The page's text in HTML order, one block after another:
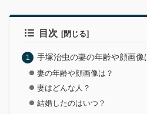
目次
手塚治虫の妻の年齢や顔画像
妻の年齢や顔画像は？
妻はどんな人？
結婚したのはいつ？